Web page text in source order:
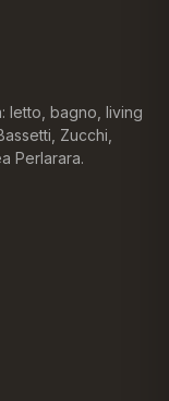
letto, bagno, living
Zucchi,
Perlarara.